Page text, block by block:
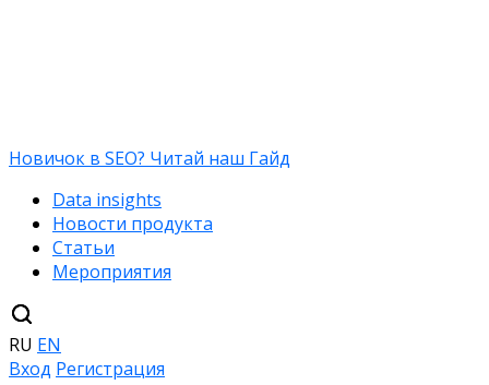
Новичок в SEO? Читай наш Гайд
Data insights
Новости продукта
Статьи
Мероприятия
RU EN
Вход Регистрация